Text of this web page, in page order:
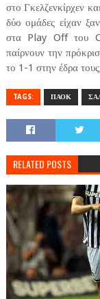
στο Γκελζενκίρχεν
δύο ομάδες είχαν
στα Play Off του
παίρνουν την
το 1-1 στην έδρα
TAGS: ΠΑΟΚ
RELATED POSTS